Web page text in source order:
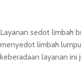
Layanan sedot limbah
menyedot limbah
keberadaan layanan